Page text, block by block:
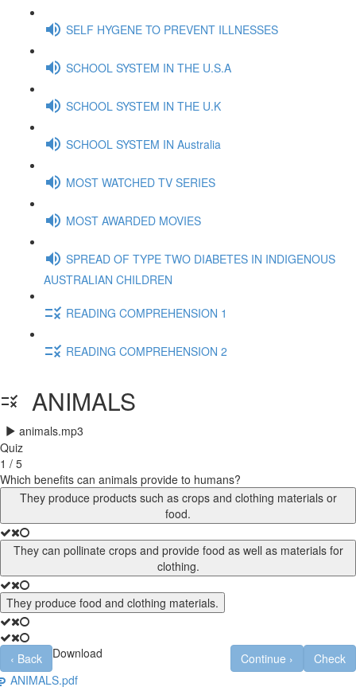
SELF HYGENE TO PREVENT ILLNESSES
SCHOOL SYSTEM IN THE U.S.A
SCHOOL SYSTEM IN THE U.K
SCHOOL SYSTEM IN Australia
MOST WATCHED TV SERIES
MOST AWARDED MOVIES
SPREAD OF TYPE TWO DIABETES IN INDIGENOUS
AUSTRALIAN CHILDREN
READING COMPREHENSION 1
READING COMPREHENSION 2
ANIMALS
animals.mp3
Quiz
1 / 5
Which benefits can animals provide to humans?
They produce products such as crops and clothing materials or
food.
They can pollinate crops and provide food as well as materials for
clothing.
They produce food and clothing materials.
Check
Continue ›
‹ Back
Download
ANIMALS.pdf